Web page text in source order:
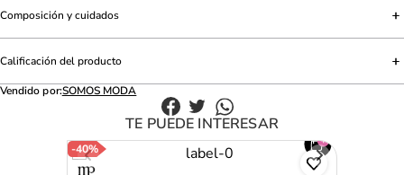
Composición y cuidados
Calificación del producto
Vendido por:SOMOS MODA
TE PUEDE INTERESAR
-40%